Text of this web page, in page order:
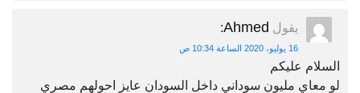
يقول Ahmed
:
16 يوليو، 2020 الساعة 10:34 ص
السلام عليكم
لو معاي مليون سوداني داخل السودان عايز احولهم مصري